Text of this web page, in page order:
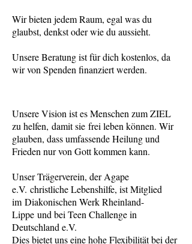
Wir bieten jedem Raum, egal was du
glaubst, denkst oder wie du aussieht.
Unsere Beratung ist für dich kostenlos, da
wir von Spenden finanziert werden.
Unsere Vision ist es Menschen zum ZIEL
zu helfen, damit sie frei leben können. Wir
glauben, dass umfassende Heilung und
Frieden nur von Gott kommen kann.
Unser Trägerverein, der Agape
e.V. christliche Lebenshilfe, ist Mitglied
im Diakonischen Werk Rheinland-
Lippe und bei Teen Challenge in
Deutschland e.V.
Dies bietet uns eine hohe Flexibilität bei der